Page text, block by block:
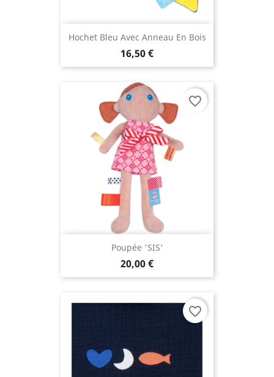
Hochet Bleu Avec Anneau En Bois
16,50 €
Poupée 'SIS'
20,00 €
favorite_border
favorite_border